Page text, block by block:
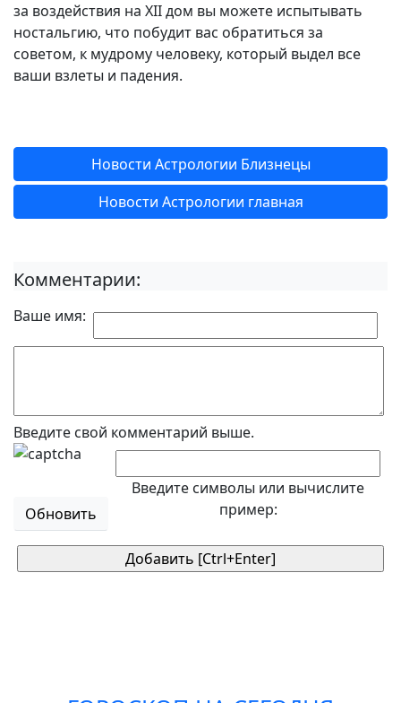
за воздействия на XII дом вы можете испытывать
ностальгию, что побудит вас обратиться за
советом, к мудрому человеку, который выдел все
ваши взлеты и падения.
Новости Астрологии Близнецы
Новости Астрологии главная
Комментарии:
Ваше имя:
Введите свой комментарий выше.
Обновить
Введите символы или вычислите
пример: